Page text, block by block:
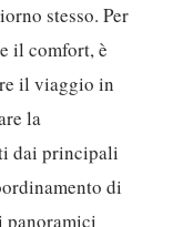
stesso. Per
il comfort, è
il viaggio in
la
dai principali
di
panoramici